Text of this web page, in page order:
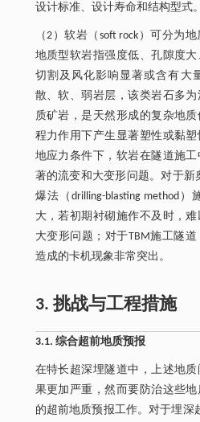
设计标准、设计寿命和结构型式。
（2）软岩（soft rock）可分为
地质型软岩指强度低、孔隙度
切割及风化影响显著或含有大
散、软、弱岩层，该类岩石多
质矿岩，是天然形成的复杂地
程力作用下产生显著塑性或黏
地应力条件下，软岩在隧道施
著的流变和大变形问题。对于
爆法（drilling-blasting method
大，若初期衬砌施作不及时，
大变形问题；对于TBM施工隧
造成的卡机现象非常突出。
3. 挑战与工程措施
3.1. 综合超前地质预报
在特长超深埋隧道中，上述地
果更加严重，然而要防治这些
的超前地质预报工作。对于埋深